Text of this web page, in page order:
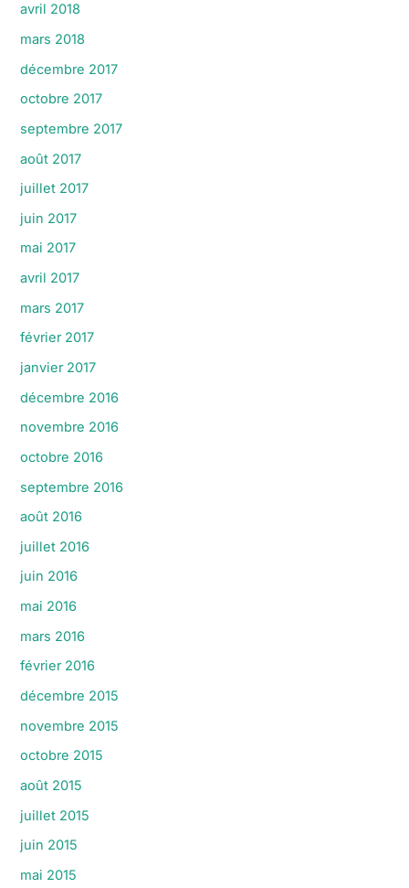
avril 2018
mars 2018
décembre 2017
octobre 2017
septembre 2017
août 2017
juillet 2017
juin 2017
mai 2017
avril 2017
mars 2017
février 2017
janvier 2017
décembre 2016
novembre 2016
octobre 2016
septembre 2016
août 2016
juillet 2016
juin 2016
mai 2016
mars 2016
février 2016
décembre 2015
novembre 2015
octobre 2015
août 2015
juillet 2015
juin 2015
mai 2015